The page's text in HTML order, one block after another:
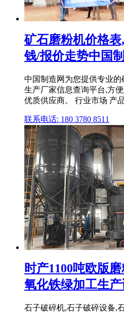
矿石磨粉机价格
钱/报价走势中国
中国制造网为您提供专业
生产厂家信息查询平台,方
优质供应商。 行业市场 产
联系电话: 180 3780 8511
时产1100吨欧版
氧化铁绿加工生
石子破碎机,石子破碎设备,